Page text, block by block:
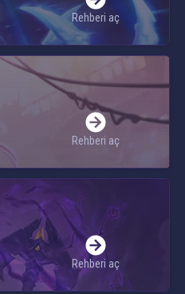
Rehberi aç
Rehberi aç
Rehberi aç